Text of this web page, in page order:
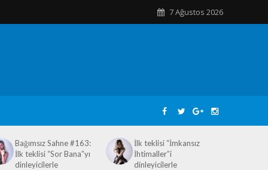
7 Ağustos 2026
Bağımsız Sahne #163:
İlk teklisi “Sor Bana”yı
dinleyicilerle
İlk teklisi “İmkansız
İhtimaller”i
dinleyicilerle